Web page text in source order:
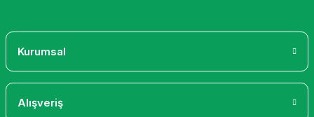
Kurumsal
Alışveriş